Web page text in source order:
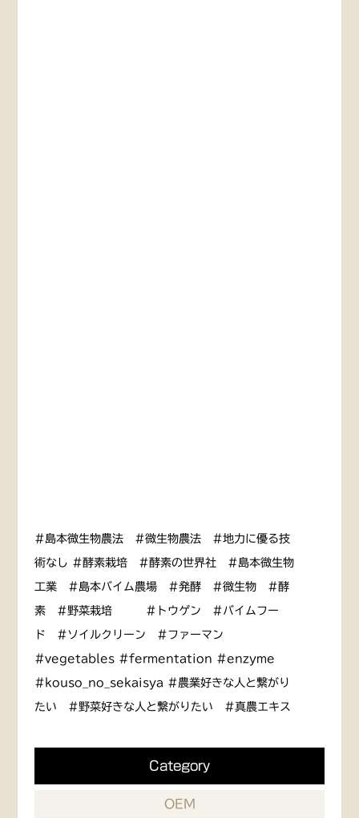
#島本微生物農法 #微生物農法 #地力に優る技
術なし #酵素栽培 #酵素の世界社 #島本微生物
工業 #島本バイム農場 #発酵 #微生物 #酵
素 #野菜栽培 #トウゲン #バイムフー
ド #ソイルクリーン #ファーマン
#vegetables #fermentation #enzyme
#kouso_no_sekaisya #農業好きな人と繋がり
たい #野菜好きな人と繋がりたい #真農エキス
Category
OEM